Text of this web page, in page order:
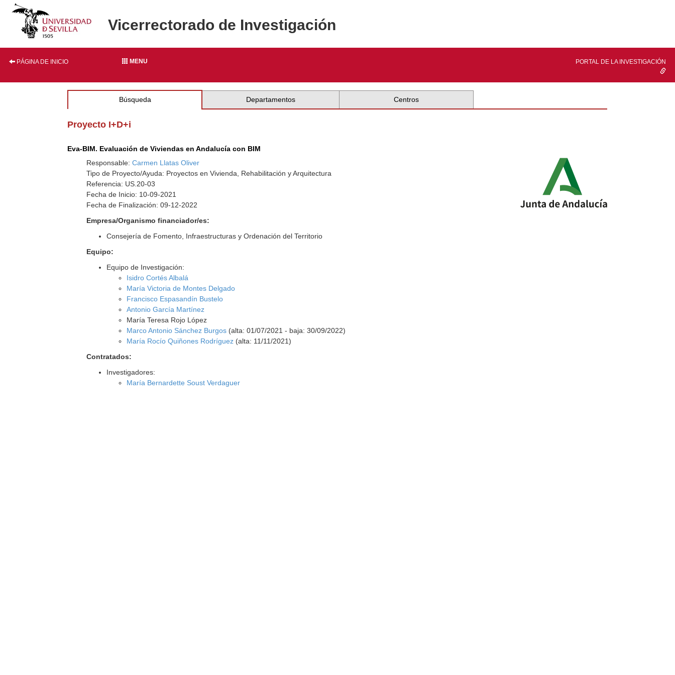
Vicerrectorado de Investigación
PÁGINA DE INICIO MENU PORTAL DE LA INVESTIGACIÓN
Búsqueda Departamentos Centros
Proyecto I+D+i
Eva-BIM. Evaluación de Viviendas en Andalucía con BIM
Responsable:Carmen Llatas Oliver
Tipo de Proyecto/Ayuda: Proyectos en Vivienda, Rehabilitación y Arquitectura
Referencia: US.20-03
Fecha de Inicio: 10-09-2021
Fecha de Finalización: 09-12-2022
Empresa/Organismo financiador/es:
Consejería de Fomento, Infraestructuras y Ordenación del Territorio
Equipo:
Equipo de Investigación:
Isidro Cortés Albalá
María Victoria de Montes Delgado
Francisco Espasandín Bustelo
Antonio García Martínez
María Teresa Rojo López
Marco Antonio Sánchez Burgos (alta: 01/07/2021 - baja: 30/09/2022)
María Rocío Quiñones Rodríguez (alta: 11/11/2021)
Contratados:
Investigadores:
María Bernardette Soust Verdaguer